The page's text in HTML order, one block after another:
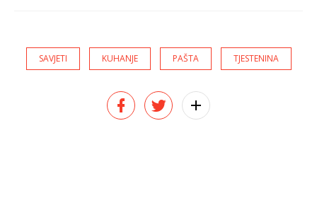
SAVJETI KUHANJE PAŠTA TJESTENINA